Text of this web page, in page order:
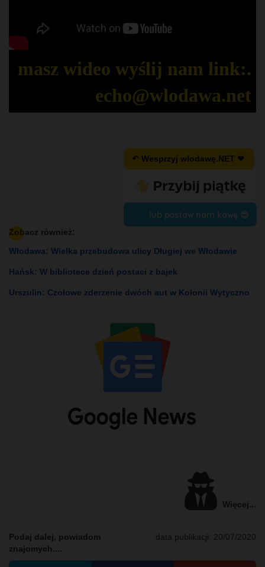
masz wideo wyślij nam link:.
echo@wlodawa.net
↶ Wesprzyj wlodawę.NET ❤
lub postaw nam kawę 😍
Zobacz również:
Włodawa: Wielka przebudowa ulicy Długiej we Włodawie
Hańsk: W bibliotece dzień postaci z bajek
Urszulin: Czołowe zderzenie dwóch aut w Kolonii Wytyczno
Więcej...
data publikacji: 20/07/2020
Podaj dalej, powiadom
znajomych....